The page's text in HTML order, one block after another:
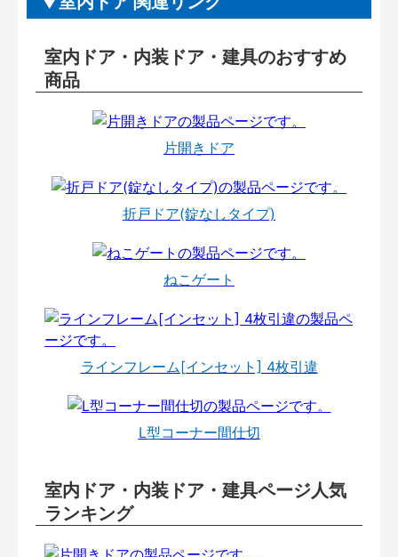
室内ドア・内装ドア・建具のおすすめ
商品
片開きドア
折戸ドア(錠なしタイプ)
ねこゲート
ラインフレーム[インセット] 4枚引違
L型コーナー間仕切
室内ドア・内装ドア・建具ページ人気
ランキング